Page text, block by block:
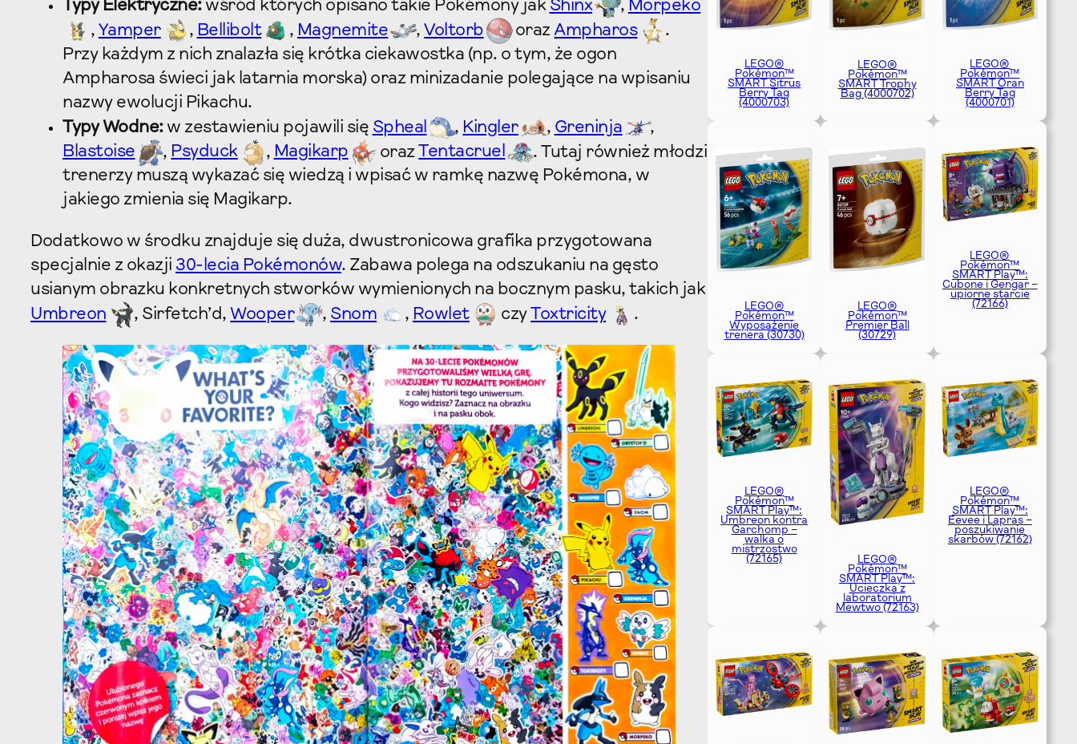
Typy Elektryczne:wśród których opisano takie Pokémony jak Shinx , Morpeko
, Yamper , Bellibolt , Magnemite ,Voltorb orazAmpharos
.
Przy każdym z nich znalazła się krótka ciekawostka (np. o tym, że ogon
Ampharosa świeci jak latarnia morska) oraz minizadanie polegające na wpisaniu
nazwy ewolucji Pikachu.
Typy Wodne:w zestawieniu pojawili się Spheal , Kingler , Greninja
,
Blastoise
, Psyduck , Magikarp oraz Tentacruel
. Tutaj również młodzi
trenerzy muszą wykazać się wiedzą i wpisać w ramkę nazwę Pokémona, w
jakiego zmienia się Magikarp.
Dodatkowo w środku znajduje się duża, dwustronicowa grafika przygotowana
specjalnie z okazji 30-lecia Pokémonów. Zabawa polega na odszukaniu na gęsto
usianym obrazku konkretnych stworków wymienionych na bocznym pasku, takich jak
Umbreon
, Sirfetch’d, Wooper , Snom , Rowlet czy Toxtricity .
LEGO®
Pokémon™
SMART Sitrus
Berry Tag
(4000703)
LEGO®
Pokémon™
SMART Trophy
Bag (4000702)
LEGO®
Pokémon™
SMART Oran
Berry Tag
(4000701)
LEGO®
Pokémon™
Wyposażenie
trenera (30730)
LEGO®
Pokémon™
Premier Ball
(30729)
LEGO®
Pokémon™
SMART Play™:
Cubone i Gengar –
upiorne starcie
(72166)
LEGO®
Pokémon™
SMART Play™:
Umbreon kontra
Garchomp –
walka o
mistrzostwo
(72165)
LEGO®
Pokémon™
SMART Play™:
Ucieczka z
laboratorium
Mewtwo (72163)
LEGO®
Pokémon™
SMART Play™:
Eevee i Lapras –
poszukiwanie
skarbów (72162)